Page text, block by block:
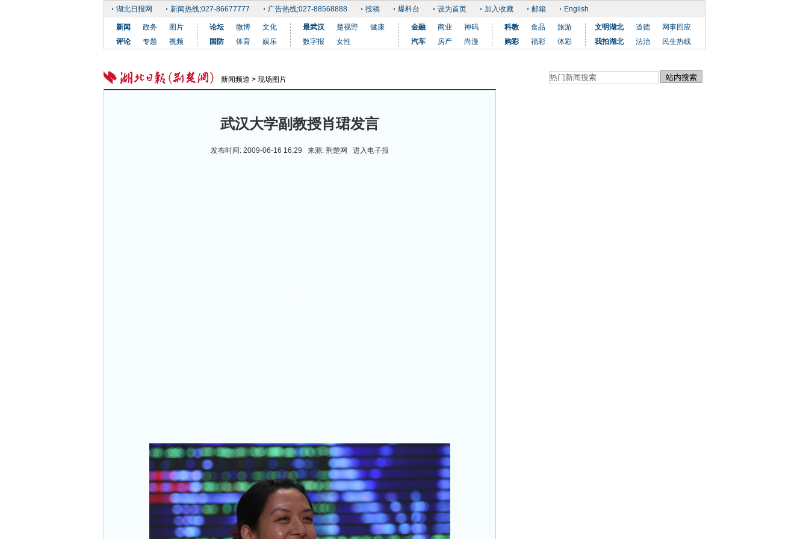
湖北日报网 新闻热线;027-86677777 广告热线;027-88568888 投稿 爆料台 设为首页 加入收藏 邮箱 English
新闻 政务
图片
评论
专题 视频
论坛 微博
文化
国防
体育 娱乐
最武汉 楚视野
健康
数字报
女性
金融 商业
神码
汽车
房产 尚漫
科教 食品
旅游
购彩
福彩 体彩
文明湖北 道德
网事回应
我拍湖北
法治 民生热线
新闻频道 > 现场图片
武汉大学副教授肖珺发言
发布时间: 2009-06-16 16:29 来源: 荆楚网 进入电子报